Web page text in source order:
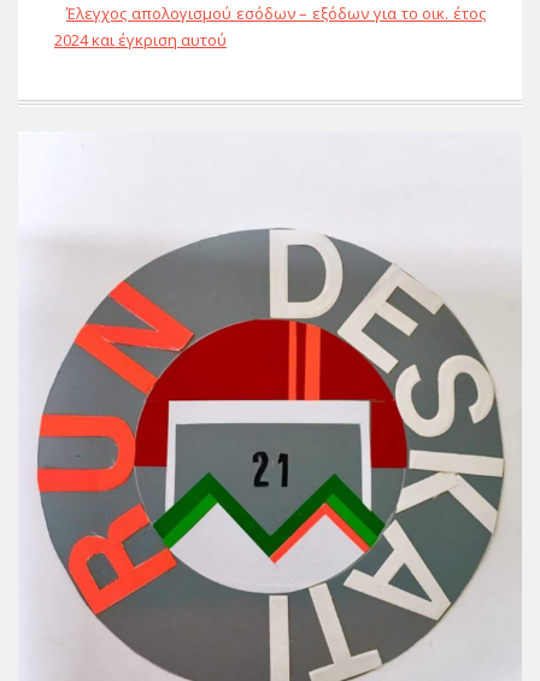
Έλεγχος απολογισμού εσόδων – εξόδων για το οικ. έτος
2024 και έγκριση αυτού